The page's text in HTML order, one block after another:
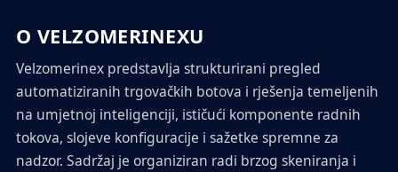
O VELZOMERINEXU
Velzomerinex predstavlja strukturirani pregled
automatiziranih trgovačkih botova i rješenja temeljenih
na umjetnoj inteligenciji, ističući komponente radnih
tokova, slojeve konfiguracije i sažetke spremne za
nadzor. Sadržaj je organiziran radi brzog skeniranja i